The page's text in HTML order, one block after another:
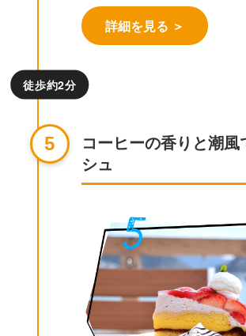
詳細を見る ＞
徒歩約2分
5
コーヒーの香りと潮風
シュ